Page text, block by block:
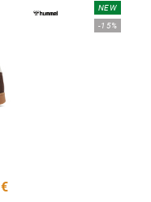
€
NEW
-15%